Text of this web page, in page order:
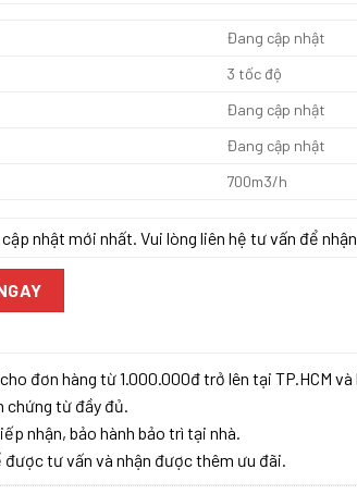
Đang cập nhật
3 tốc độ
Đang cập nhật
Đang cập nhật
700m3/h
nhật mới nhất. Vui lòng liên hệ tư vấn để nhận
số lượng
đơn hàng từ 1.000.000đ trở lên tại TP.HCM và
chứng từ đầy đủ.
nhận, bảo hành bảo trì tại nhà.
tư vấn và nhận được thêm ưu đãi.